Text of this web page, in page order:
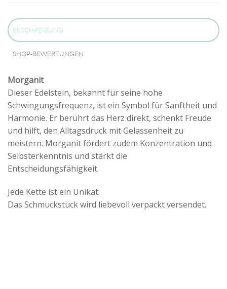
BESCHREIBUNG
SHOP-BEWERTUNGEN
Morganit
Dieser Edelstein, bekannt für seine hohe
Schwingungsfrequenz, ist ein Symbol für Sanftheit und
Harmonie. Er berührt das Herz direkt, schenkt Freude
und hilft, den Alltagsdruck mit Gelassenheit zu
meistern. Morganit fördert zudem Konzentration und
Selbsterkenntnis und stärkt die
Entscheidungsfähigkeit.
Jede Kette ist ein Unikat.
Das Schmuckstück wird liebevoll verpackt versendet.